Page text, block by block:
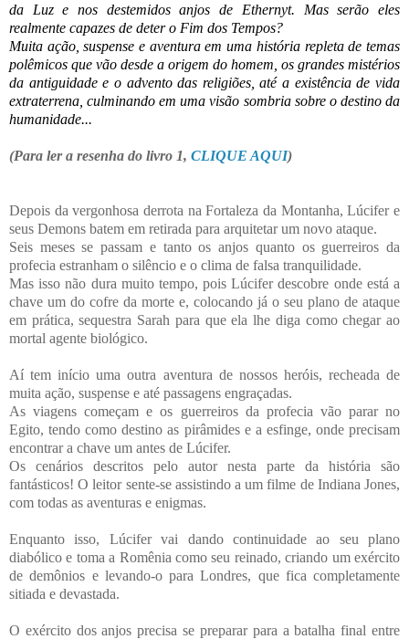
da Luz e nos destemidos anjos de Ethernyt. Mas serão eles
realmente capazes de deter o Fim dos Tempos?
Muita ação, suspense e aventura em uma história repleta de temas
polêmicos que vão desde a origem do homem, os grandes mistérios
da antiguidade e o advento das religiões, até a existência de vida
extraterrena, culminando em uma visão sombria sobre o destino da
humanidade...
(Para ler a resenha do livro 1, CLIQUE AQUI)
Depois da vergonhosa derrota na Fortaleza da Montanha, Lúcifer e
seus Demons batem em retirada para arquitetar um novo ataque.
Seis meses se passam e tanto os anjos quanto os guerreiros da
profecia estranham o silêncio e o clima de falsa tranquilidade.
Mas isso não dura muito tempo, pois Lúcifer descobre onde está a
chave um do cofre da morte e, colocando já o seu plano de ataque
em prática, sequestra Sarah para que ela lhe diga como chegar ao
mortal agente biológico.
Aí tem início uma outra aventura de nossos heróis, recheada de
muita ação, suspense e até passagens engraçadas.
As viagens começam e os guerreiros da profecia vão parar no
Egito, tendo como destino as pirâmides e a esfinge, onde precisam
encontrar a chave um antes de Lúcifer.
Os cenários descritos pelo autor nesta parte da história são
fantásticos! O leitor sente-se assistindo a um filme de Indiana Jones,
com todas as aventuras e enigmas.
Enquanto isso, Lúcifer vai dando continuidade ao seu plano
diabólico e toma a Romênia como seu reinado, criando um exército
de demônios e levando-o para Londres, que fica completamente
sitiada e devastada.
O exército dos anjos precisa se preparar para a batalha final entre